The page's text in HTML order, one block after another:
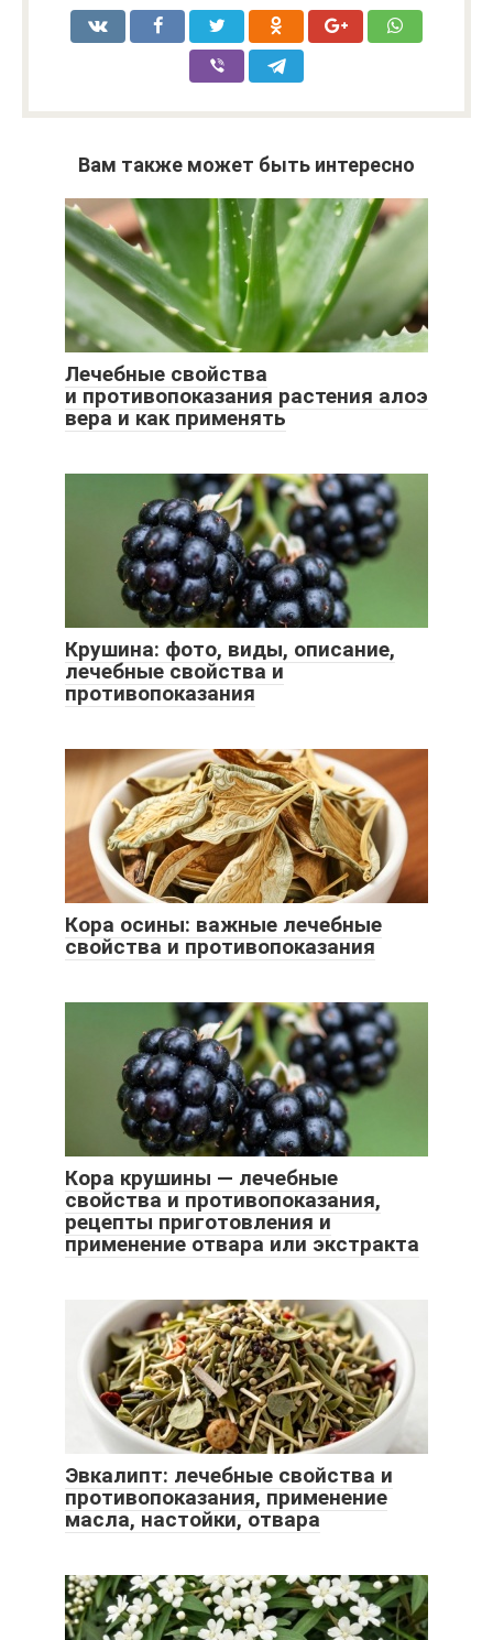
Вам также может быть интересно
Лечебные свойства
и противопоказания растения алоэ
вера и как применять
Крушина: фото, виды, описание,
лечебные свойства и
противопоказания
Кора осины: важные лечебные
свойства и противопоказания
Кора крушины — лечебные
свойства и противопоказания,
рецепты приготовления и
применение отвара или экстракта
Эвкалипт: лечебные свойства и
противопоказания, применение
масла, настойки, отвара